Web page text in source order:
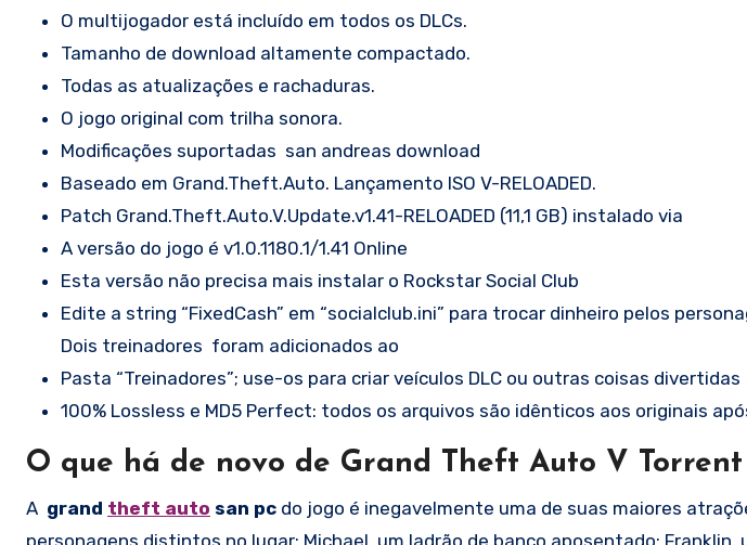
O multijogador está incluído em todos os DLCs.
Tamanho de download altamente compactado.
Todas as atualizações e rachaduras.
O jogo original com trilha sonora.
Modificações suportadas san andreas download
Baseado em Grand.Theft.Auto. Lançamento ISO V-RELOADED.
Patch Grand.Theft.Auto.V.Update.v1.41-RELOADED (11,1 GB) instalado via
A versão do jogo é v1.0.1180.1/1.41 Online
Esta versão não precisa mais instalar o Rockstar Social Club
Edite a string “FixedCash” em “socialclub.ini” para trocar dinheiro pelos
Dois treinadores foram adicionados ao
Pasta “Treinadores”; use-os para criar veículos DLC ou outras coisas divertidas
100% Lossless e MD5 Perfect: todos os arquivos são idênticos aos originais
O que há de novo de Grand Theft Auto V Torrent
A grand theft auto san pc do jogo é inegavelmente uma de suas maiores
personagens distintos no lugar: Michael, um ladrão de banco aposentado;